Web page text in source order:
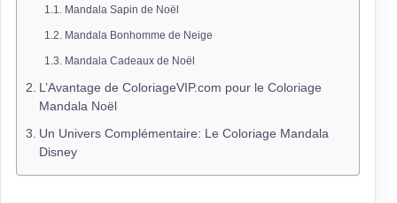
Mandala Sapin de Noël
Mandala Bonhomme de Neige
Mandala Cadeaux de Noël
L’Avantage de ColoriageVIP.com pour le Coloriage
Mandala Noël
Un Univers Complémentaire: Le Coloriage Mandala
Disney